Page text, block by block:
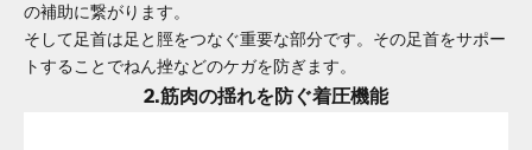
の補助に繋がります。
そして足首は足と脛をつなぐ重要な部分です。その足首をサポー
トすることでねん挫などのケガを防ぎます。
2.筋肉の揺れを防ぐ着圧機能